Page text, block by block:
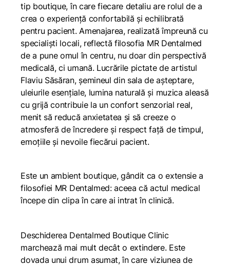
tip boutique, în care fiecare detaliu are rolul de a
crea o experiență confortabilă și echilibrată
pentru pacient. Amenajarea, realizată împreună cu
specialiști locali, reflectă filosofia MR Dentalmed
de a pune omul în centru, nu doar din perspectivă
medicală, ci umană. Lucrările pictate de artistul
Flaviu Săsăran, șemineul din sala de așteptare,
uleiurile esențiale, lumina naturală și muzica aleasă
cu grijă contribuie la un confort senzorial real,
menit să reducă anxietatea și să creeze o
atmosferă de încredere și respect față de timpul,
emoțiile și nevoile fiecărui pacient.
Este un ambient boutique, gândit ca o extensie a
filosofiei MR Dentalmed: aceea că actul medical
începe din clipa în care ai intrat în clinică.
Deschiderea Dentalmed Boutique Clinic
marchează mai mult decât o extindere. Este
dovada unui drum asumat, în care viziunea de